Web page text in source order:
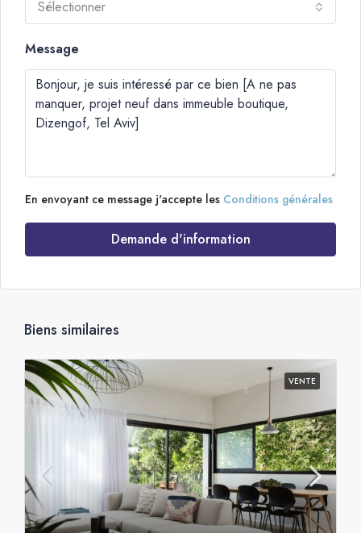
Sélectionner
Message
En envoyant ce message j'accepte les Conditions générales
Demande d'information
Biens similaires
VENTE